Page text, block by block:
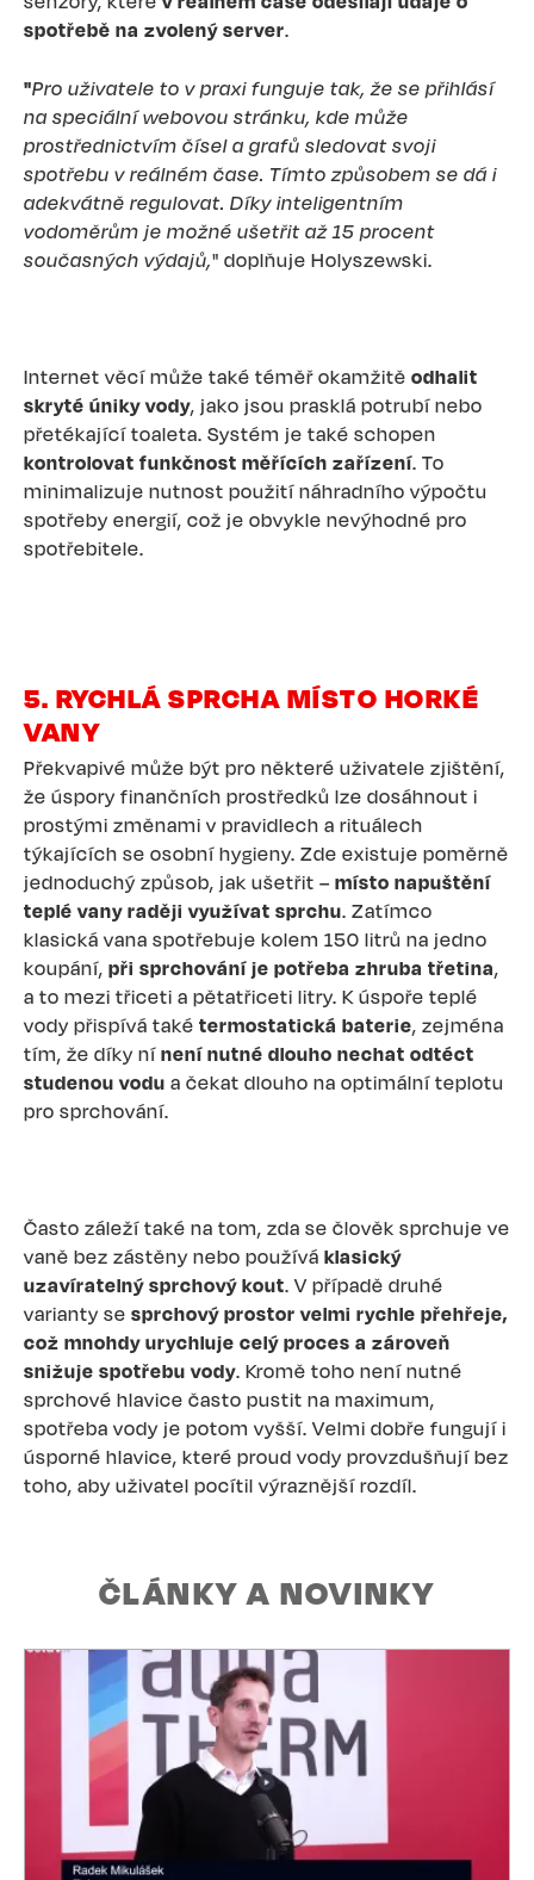
spotřebě na zvolený server.
"Pro uživatele to v praxi funguje tak, že se přihlásí
na speciální webovou stránku, kde může
prostřednictvím čísel a grafů sledovat svoji
spotřebu v reálném čase. Tímto způsobem se dá i
adekvátně regulovat. Díky inteligentním
vodoměrům je možné ušetřit až 15 procent
současných výdajů," doplňuje Holyszewski.
Internet věcí může také téměř okamžitě odhalit
skryté úniky vody, jako jsou prasklá potrubí nebo
přetékající toaleta. Systém je také schopen
kontrolovat funkčnost měřících zařízení. To
minimalizuje nutnost použití náhradního výpočtu
spotřeby energií, což je obvykle nevýhodné pro
spotřebitele.
5. RYCHLÁ SPRCHA MÍSTO HORKÉ
VANY
Překvapivé může být pro některé uživatele zjištění,
že úspory finančních prostředků lze dosáhnout i
prostými změnami v pravidlech a rituálech
týkajících se osobní hygieny. Zde existuje poměrně
jednoduchý způsob, jak ušetřit – místo napuštění
teplé vany raději využívat sprchu. Zatímco
klasická vana spotřebuje kolem 150 litrů na jedno
koupání, při sprchování je potřeba zhruba třetina,
a to mezi třiceti a pětatřiceti litry. K úspoře teplé
vody přispívá také termostatická baterie, zejména
tím, že díky ní není nutné dlouho nechat odtéct
studenou vodu a čekat dlouho na optimální teplotu
pro sprchování.
Často záleží také na tom, zda se člověk sprchuje ve
vaně bez zástěny nebo používá klasický
uzavíratelný sprchový kout. V případě druhé
varianty se sprchový prostor velmi rychle přehřeje,
což mnohdy urychluje celý proces a zároveň
snižuje spotřebu vody. Kromě toho není nutné
sprchové hlavice často pustit na maximum,
spotřeba vody je potom vyšší. Velmi dobře fungují i
úsporné hlavice, které proud vody provzdušňují bez
toho, aby uživatel pocítil výraznější rozdíl.
ČLÁNKY A NOVINKY